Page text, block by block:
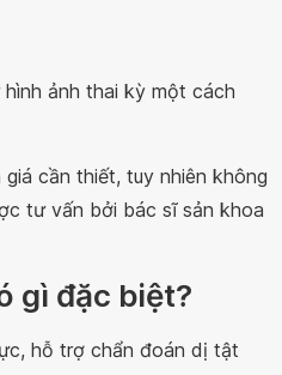
ảnh thai kỳ một cách
cần thiết, tuy nhiên không
tư vấn bởi bác sĩ sản khoa
gì đặc biệt?
hỗ trợ chẩn đoán dị tật